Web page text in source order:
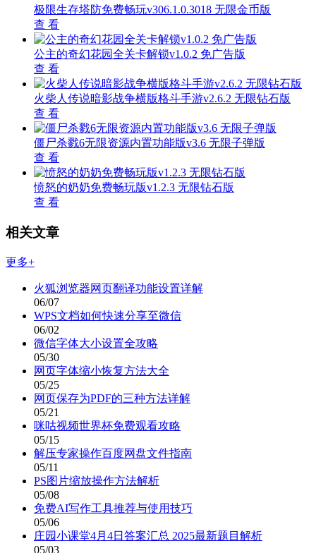
极限生存塔防免费畅玩v306.1.0.3018 无限金币版
查 看
公主的奇幻花园全关卡解锁v1.0.2 免广告版
查 看
火柴人传说暗影战争横版格斗手游v2.6.2 无限钻石版
查 看
僵尸杀戮6无限资源内置功能版v3.6 无限子弹版
查 看
愤怒的奶奶免费畅玩版v1.2.3 无限钻石版
查 看
相关文章
更多+
火狐浏览器网页翻译功能设置详解
06/07
WPS文档如何快速分享至微信
06/02
微信字体大小设置全攻略
05/30
网页字体缩小恢复方法大全
05/25
网页保存为PDF的三种方法详解
05/21
咪咕视频世界杯免费观看攻略
05/15
解压专家操作百度网盘文件指南
05/11
PS图片缩放操作方法解析
05/08
免费AI写作工具推荐与使用技巧
05/06
庄园小课堂4月4日答案汇总 2025最新题目解析
05/03